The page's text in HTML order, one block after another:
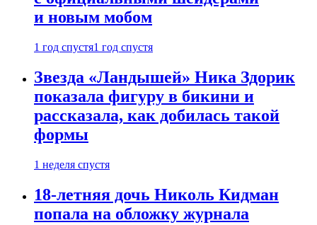
и новым мобом
1 год спустя1 год спустя
Звезда «Ландышей» Ника Здорик
показала фигуру в бикини и
рассказала, как добилась такой
формы
1 неделя спустя
18-летняя дочь Николь Кидман
попала на обложку журнала